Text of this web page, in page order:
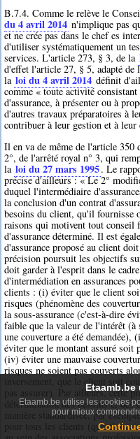
B.7.4. Comme le relève le
du 4 avril 2014 n'implique pas
et ne crée pas dans le chef es
d'utiliser systématiquement un
services. L'article 273, § 3, de la
d'effet l'article 27, § 5, adapté de
la loi du 4 avril 2014 définit
comme « toute activité
d'assurance, à présenter ou à
d'autres travaux préparatoires à
contribuer à leur gestion et à leur
Il en va de même de l'article
2°, de l'arrêté royal n° 3, qui
la loi du 27 mars 1995. Le
précise d'ailleurs : « Le 2°
duquel l'intermédiaire
la conclusion d'un contrat
besoins du client, qu'il fournisse
raisons qui motivent tout conseil
d'assurance déterminé. Il est
d'assurance proposé au client
précision poursuit les objectifs
doit garder à l'esprit dans le
d'intermédiation en assurances
clients : (i) éviter que le client
risques (phénomène des
la sous-assurance (c'est-à-dire
faible que la valeur de l'intérêt (à
une couverture a été
éviter que le montant assuré
(iv) éviter une mauvaise
risques ne soient pas couverts
inversement, que le client soit
pas assurer). Par ailleurs, cette
détermination des besoins et des
manière standardisée, par
pour tous les clients
Etaamb.be utilise les cookies
pour mieux